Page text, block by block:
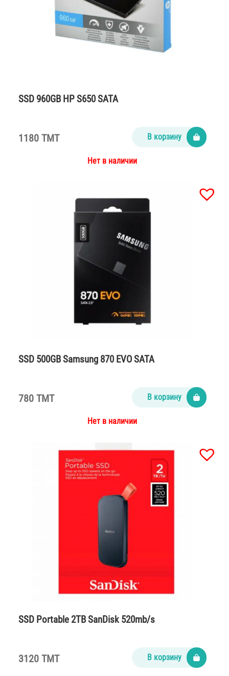
SSD 960GB HP S650 SATA
1180 TMT В корзину
Нет в наличии
SSD 500GB Samsung 870 EVO SATA
780 TMT В корзину
Нет в наличии
SSD Portable 2TB SanDisk 520mb/s
3120 TMT В корзину